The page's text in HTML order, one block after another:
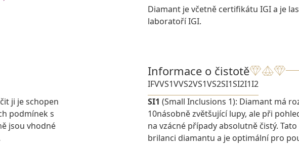
Diamant je včetně certifikátu IGI a je
laboratoří IGI.
ji je schopen
podmínek s
jsou vhodné
Informace o čistotě
IFVVS1VVS2VS1VS2SI1SI2I1I2
SI1 (Small Inclusions 1): Diamant má
10násobně zvětšující lupy, ale při
na vzácné případy absolutně čistý.
brilanci diamantu a je optimální pro